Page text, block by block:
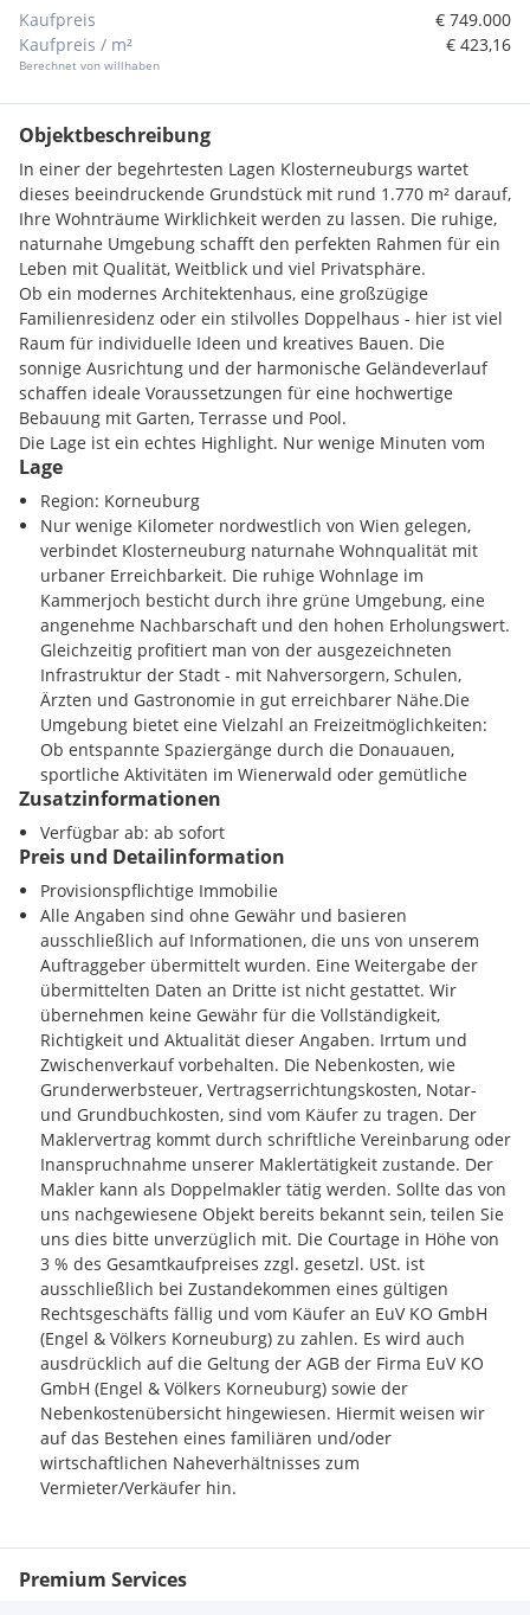
Kaufpreis
€ 749.000
Kaufpreis / m²
Berechnet von willhaben
€ 423,16
Objektbeschreibung
In einer der begehrtesten Lagen Klosterneuburgs wartet
dieses beeindruckende Grundstück mit rund 1.770 m² darauf,
Ihre Wohnträume Wirklichkeit werden zu lassen. Die ruhige,
naturnahe Umgebung schafft den perfekten Rahmen für ein
Leben mit Qualität, Weitblick und viel Privatsphäre.
Ob ein modernes Architektenhaus, eine großzügige
Familienresidenz oder ein stilvolles Doppelhaus - hier ist viel
Raum für individuelle Ideen und kreatives Bauen. Die
sonnige Ausrichtung und der harmonische Geländeverlauf
schaffen ideale Voraussetzungen für eine hochwertige
Bebauung mit Garten, Terrasse und Pool.
Die Lage ist ein echtes Highlight. Nur wenige Minuten vom
Wiener Stadtzentrum entfernt, genießen Sie hier absolute
Ruhe, frische Luft und einen fantastischen Blick ins Grüne.
Radwege, Spazierpfade und die Donauauen liegen quasi vor
der Haustüre - perfekt für Naturliebhaber, Sportbegeisterte
und alle, die das Besondere suchen.
Ein Grundstück, das nicht nur Fläche bietet, sondern echtes
Potenzial - für Lebensqualität, Stil und Wertsteigerung.
Lage
Region: Korneuburg
Nur wenige Kilometer nordwestlich von Wien gelegen,
verbindet Klosterneuburg naturnahe Wohnqualität mit
urbaner Erreichbarkeit. Die ruhige Wohnlage im
Kammerjoch besticht durch ihre grüne Umgebung, eine
angenehme Nachbarschaft und den hohen Erholungswert.
Gleichzeitig profitiert man von der ausgezeichneten
Infrastruktur der Stadt - mit Nahversorgern, Schulen,
Ärzten und Gastronomie in gut erreichbarer Nähe.Die
Umgebung bietet eine Vielzahl an Freizeitmöglichkeiten:
Ob entspannte Spaziergänge durch die Donauauen,
sportliche Aktivitäten im Wienerwald oder gemütliche
Radtouren entlang des Donauradwegs - hier kommt
Naturverbundenheit nicht zu kurz. Auch Weinliebhaber
und Kulturliebende finden in den nahegelegenen
Veranstaltungen zahlreiche Highlights, die das Leben in
dieser Region besonders lebenswert machen.Mit dem
Auto erreicht man die Wiener Innenstadt in rund 20
Minuten und den Flughafen Wien-Schwechat in ca. 40
Minuten. Das Zentrum von Klosterneuburg ist in etwa 10
Minuten erreichbar. Der Bahnhof Klosterneuburg-Kierling
sowie die S-Bahnlinie S40 bieten eine direkte Anbindung
an die Bundeshauptstadt und machen auch den
öffentlichen Verkehr attraktiv und alltagstauglich.
Zusatzinformationen
Verfügbar ab: ab sofort
Preis und Detailinformation
Provisionspflichtige Immobilie
Alle Angaben sind ohne Gewähr und basieren
ausschließlich auf Informationen, die uns von unserem
Auftraggeber übermittelt wurden. Eine Weitergabe der
übermittelten Daten an Dritte ist nicht gestattet. Wir
übernehmen keine Gewähr für die Vollständigkeit,
Richtigkeit und Aktualität dieser Angaben. Irrtum und
Zwischenverkauf vorbehalten. Die Nebenkosten, wie
Grunderwerbsteuer, Vertragserrichtungskosten, Notar-
und Grundbuchkosten, sind vom Käufer zu tragen. Der
Maklervertrag kommt durch schriftliche Vereinbarung oder
Inanspruchnahme unserer Maklertätigkeit zustande. Der
Makler kann als Doppelmakler tätig werden. Sollte das von
uns nachgewiesene Objekt bereits bekannt sein, teilen Sie
uns dies bitte unverzüglich mit. Die Courtage in Höhe von
3 % des Gesamtkaufpreises zzgl. gesetzl. USt. ist
ausschließlich bei Zustandekommen eines gültigen
Rechtsgeschäfts fällig und vom Käufer an EuV KO GmbH
(Engel & Völkers Korneuburg) zu zahlen. Es wird auch
ausdrücklich auf die Geltung der AGB der Firma EuV KO
GmbH (Engel & Völkers Korneuburg) sowie der
Nebenkostenübersicht hingewiesen. Hiermit weisen wir
auf das Bestehen eines familiären und/oder
wirtschaftlichen Naheverhältnisses zum
Vermieter/Verkäufer hin.
Premium Services